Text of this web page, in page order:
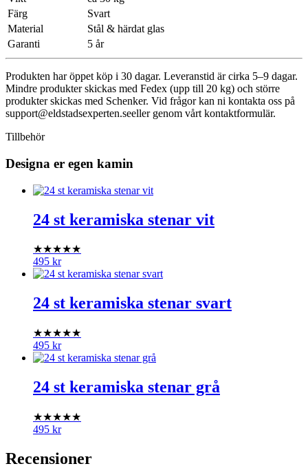
Färg
Svart
Material
Stål & härdat glas
Garanti
5 år
Produkten har öppet köp i 30 dagar. Leveranstid är cirka 5–9 dagar.
Mindre produkter skickas med Fedex (upp till 20 kg) och större
produkter skickas med Schenker. Vid frågor kan ni kontakta oss på
support@eldstadsexperten.seeller genom vårt kontaktformulär.
Tillbehör
Designa er egen kamin
24 st keramiska stenar vit
★★★★★
495 kr
24 st keramiska stenar svart
★★★★★
495 kr
24 st keramiska stenar grå
★★★★★
495 kr
Recensioner